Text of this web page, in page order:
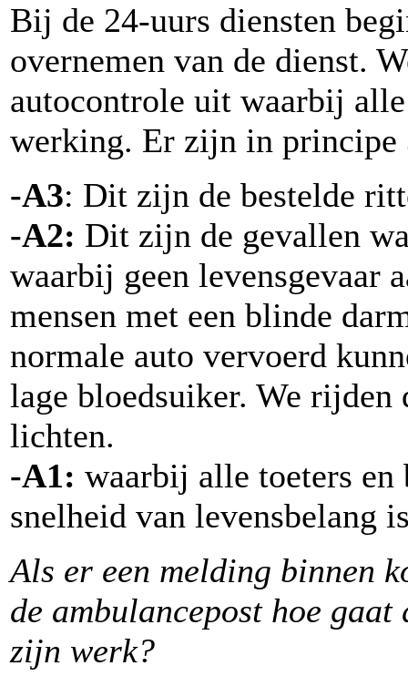
Bij de 24-uurs diensten
overnemen van de dienst.
autocontrole uit waarbij
werking. Er zijn in principe
-A3: Dit zijn de bestelde
-A2: Dit zijn de gevallen
waarbij geen levensgevaar
mensen met een blinde
normale auto vervoerd
lage bloedsuiker. We rijden
lichten.
-A1: waarbij alle toeters
snelheid van levensbelang
Als er een melding binnen
de ambulancepost hoe gaat
zijn werk?